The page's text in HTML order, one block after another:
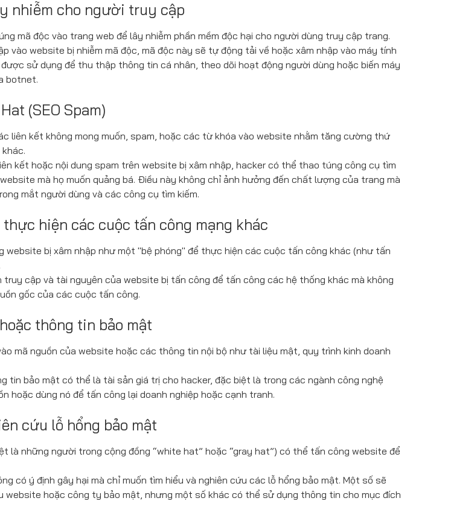
nhiễm cho người truy cập
mã độc vào trang web để lây nhiễm phần mềm độc hại cho người dùng truy cập trang.
vào website bị nhiễm mã độc, mã độc này sẽ tự động tải về hoặc xâm nhập vào máy tính
sử dụng để thu thập thông tin cá nhân, theo dõi hoạt động người dùng hoặc biến máy
botnet.
(SEO Spam)
liên kết không mong muốn, spam, hoặc các từ khóa vào website nhằm tăng cường thứ
kết hoặc nội dung spam trên website bị xâm nhập, hacker có thể thao túng công cụ tìm
mà họ muốn quảng bá. Điều này không chỉ ảnh hưởng đến chất lượng của trang mà
mắt người dùng và các công cụ tìm kiếm.
hiện các cuộc tấn công mạng khác
website bị xâm nhập như một "bệ phóng" để thực hiện các cuộc tấn công khác (như tấn
truy cập và tài nguyên của website bị tấn công để tấn công các hệ thống khác mà không
gốc của các cuộc tấn công.
thông tin bảo mật
mã nguồn của website hoặc các thông tin nội bộ như tài liệu mật, quy trình kinh doanh
tin bảo mật có thể là tài sản giá trị cho hacker, đặc biệt là trong các ngành công nghệ
hoặc dùng nó để tấn công lại doanh nghiệp hoặc cạnh tranh.
cứu lỗ hổng bảo mật
là những người trong cộng đồng “white hat” hoặc “gray hat”) có thể tấn công website để
có ý định gây hại mà chỉ muốn tìm hiểu và nghiên cứu các lỗ hổng bảo mật. Một số sẽ
website hoặc công ty bảo mật, nhưng một số khác có thể sử dụng thông tin cho mục đích